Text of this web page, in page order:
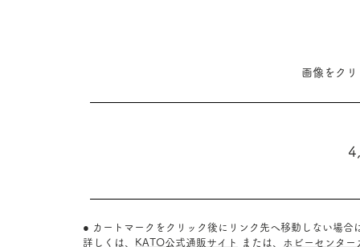
画像をク
● カートマークをクリック後にリンク先へ移動しない場
詳しくは、
KATO公式通販サイト または、 ホビーセンター